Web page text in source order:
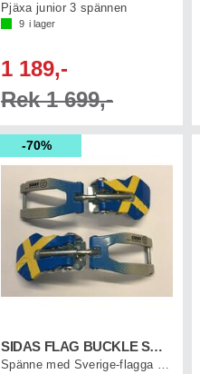
Pjäxa junior 3 spännen
9 i lager
1 189,-
Rek 1 699,-
70%
SIDAS FLAG BUCKLE Sweden 2-P
Spänne med Sverige-flagga 2-pack